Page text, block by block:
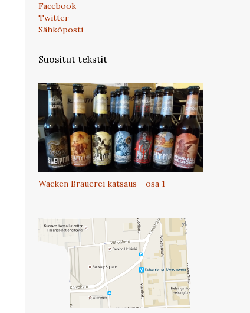
Facebook
Twitter
Sähköposti
Suositut tekstit
Wacken Brauerei katsaus - osa 1